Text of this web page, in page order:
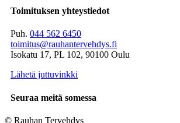
Toimituksen yhteystiedot
Puh. 044 562 6450
toimitus@rauhantervehdys.fi
Isokatu 17, PL 102, 90100 Oulu
Lähetä juttuvinkki
Seuraa meitä somessa
© Rauhan Tervehdys